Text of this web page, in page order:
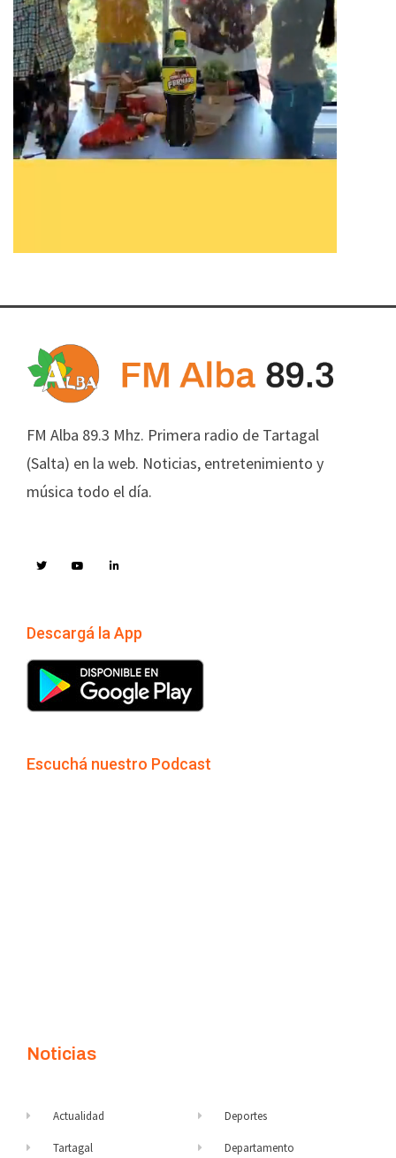
FM Alba 89.3 Mhz. Primera radio de Tartagal
(Salta) en la web. Noticias, entretenimiento y
música todo el día.
Descargá la App
Escuchá nuestro Podcast
Noticias
Actualidad
Tartagal
Deportes
Departamento